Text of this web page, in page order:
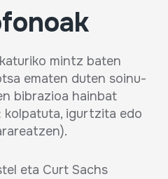
mintz baten
ematen duten soinu-
bibrazioa hainbat
kolpatuta, igurtzita edo
eta Curt Sachs